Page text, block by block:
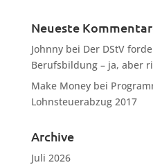
Neueste
Johnnybei Der DStV
Berufsbildung – ja, aber
Make Moneybei
Lohnsteuerabzug 2017
Archive
Juli 2026